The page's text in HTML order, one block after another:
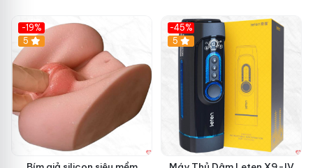
-19%
Hot
5
-45%
Hot
5